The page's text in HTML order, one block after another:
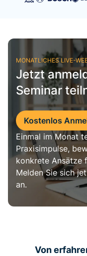
MONATLICHES LIVE-
Jetzt
Seminar
Kostenlos
Einmal im Monat
Praxisimpulse,
konkrete Ansätze
Melden Sie sich
an.
Von